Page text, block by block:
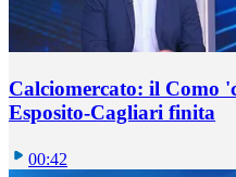
Calciomercato: il Como
Esposito-Cagliari finita
00:42